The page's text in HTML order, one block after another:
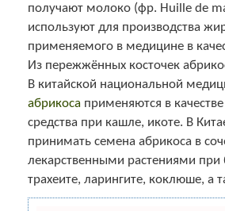
получают молоко (фр. Huille de
используют для производства
применяемого в медицине в
Из пережжённых косточек
В китайской национальной
абрикоса применяются в
средства при кашле, икоте. В
принимать семена абрикоса в
лекарственными растениями при
трахеите, ларингите, коклюше, а